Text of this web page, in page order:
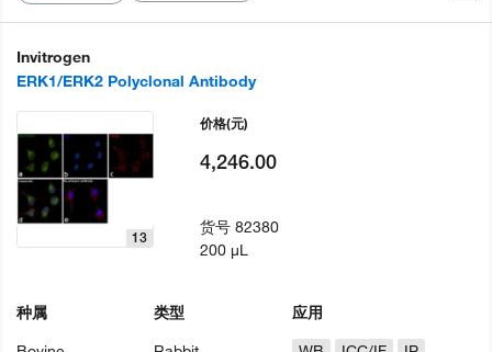
Invitrogen
ERK1/ERK2 Polyclonal Antibody
13
种属
类型
应用
价格(元)
4,246.00
货号82380
200 µL